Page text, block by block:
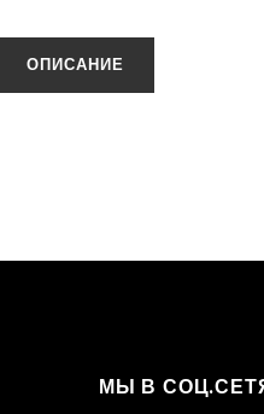
ОПИСАНИЕ
МЫ В